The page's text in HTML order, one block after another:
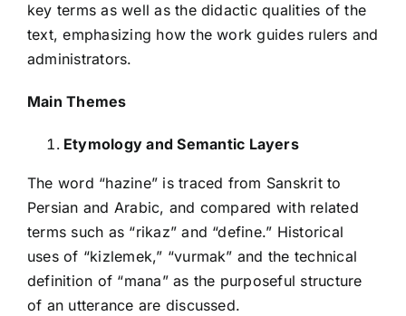
key terms as well as the didactic qualities of the
text, emphasizing how the work guides rulers and
administrators.
Main Themes
Etymology and Semantic Layers
The word “hazine” is traced from Sanskrit to
Persian and Arabic, and compared with related
terms such as “rikaz” and “define.” Historical
uses of “kizlemek,” “vurmak” and the technical
definition of “mana” as the purposeful structure
of an utterance are discussed.